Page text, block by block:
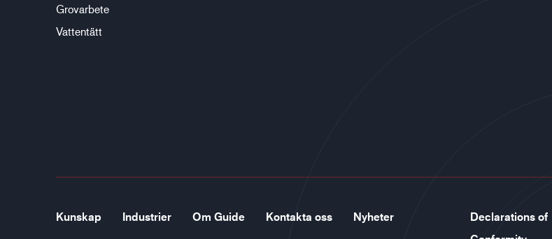
Grovarbete
Vattentätt
Kunskap Industrier Om Guide Kontakta oss Nyheter
Declarations of